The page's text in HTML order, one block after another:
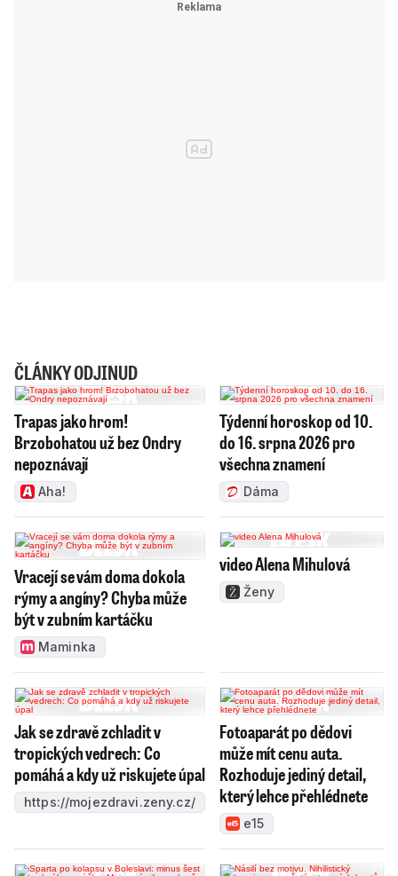
ČLÁNKY ODJINUD
Trapas jako hrom!
Brzobohatou už bez Ondry
nepoznávají
Aha!
Týdenní horoskop od 10.
do 16. srpna 2026 pro
všechna znamení
Dáma
Vracejí se vám doma dokola
rýmy a angíny? Chyba může
být v zubním kartáčku
Maminka
video Alena Mihulová
Ženy
Jak se zdravě zchladit v
tropických vedrech: Co
pomáhá a kdy už riskujete úpal
https://mojezdravi.zeny.cz/
Fotoaparát po dědovi
může mít cenu auta.
Rozhoduje jediný detail,
který lehce přehlédnete
e15